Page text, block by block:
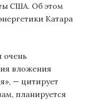
США. Об этом
Катара
очень
вложения
— цитирует
планируется